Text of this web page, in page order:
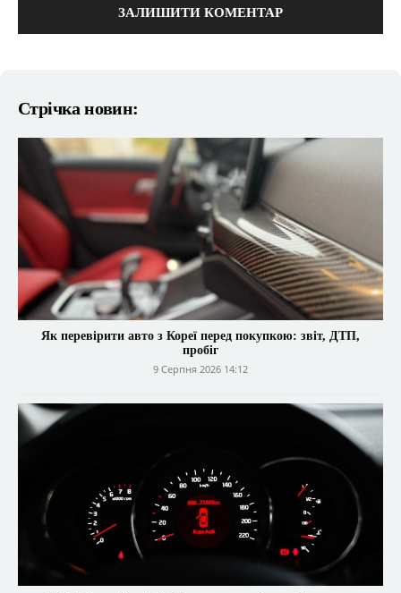
Стрічка новин:
Як перевірити авто з Кореї перед покупкою: звіт, ДТП,
пробіг
9 Серпня 2026 14:12